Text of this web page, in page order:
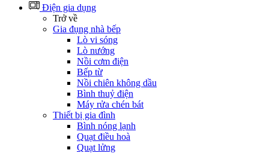
Điện gia dụng
Trở về
Gia đụng nhà bếp
Lò vi sóng
Lò nướng
Nồi cơm điện
Bếp từ
Nồi chiên không dầu
Bình thuỷ điện
Máy rửa chén bát
Thiết bị gia đình
Bình nóng lạnh
Quạt điều hoà
Quạt lửng